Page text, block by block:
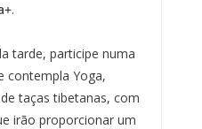
.
tarde, participe numa
contempla Yoga,
taças tibetanas, com
irão proporcionar um